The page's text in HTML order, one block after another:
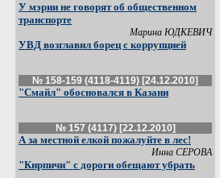
У мэрии не говорят об общественном
транспорте
Марина ЮДКЕВИЧ
УВД возглавил борец с коррупцией
№ 158-159 (4118-4119) [24.12.2010]
"Смайл" обосновался в Казани
№ 157 (4117) [22.12.2010]
А за местной елкой пожалуйте в лес!
Инна СЕРОВА
"Кирпичи" с дороги обещают убрать